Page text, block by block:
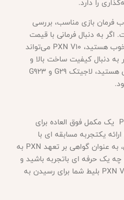
را دارد.
فرمان بازی مناسب، بررسی
اگر به دنبال فرمانی با قیمت
مقرون به صرفه و عملکرد خوب هستید، PXN V10 می‌تواند
به دنبال کیفیت ساخت بالا و
تجربه واقعی‌تری از رانندگی هستید، لاجیتک G29 و G923
فرمان مسابقه ای PXN V10 یک مکمل فوق العاده برای
یکتجربه مسابقه ای با
کیفیت بالا با قیمت رقابتی، به عنوان گواهی بر تعهد PXN به
یک حرفه ای باتجربه باشید و
چه تازه شروع کرده اید، PXN V10 بلیط شما برای رسیدن به